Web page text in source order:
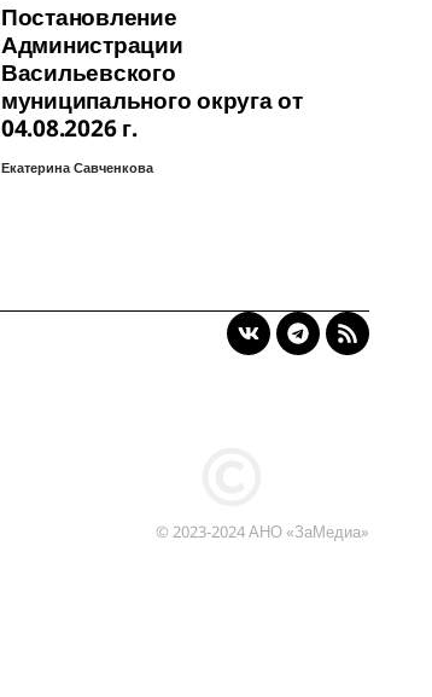
Постановление
Администрации
Васильевского
муниципального округа от
04.08.2026 г.
Екатерина Савченкова
© 2023-2024 АНО «ЗаМедиа»